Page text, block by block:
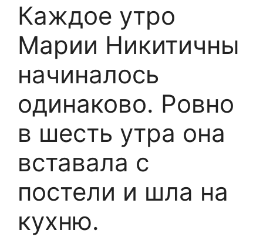
Каждое утро
Марии Никитичны
начиналось
одинаково. Ровно
в шесть утра она
вставала с
постели и шла на
кухню.